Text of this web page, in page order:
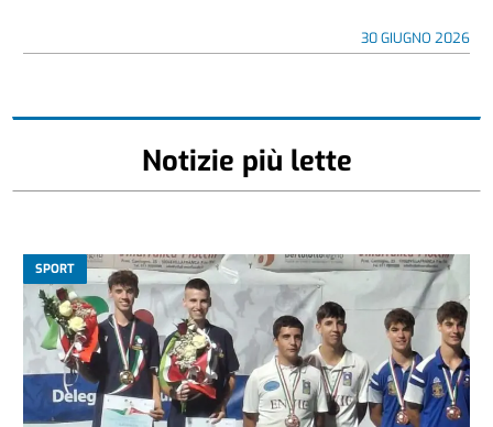
30 GIUGNO 2026
Notizie più lette
SPORT